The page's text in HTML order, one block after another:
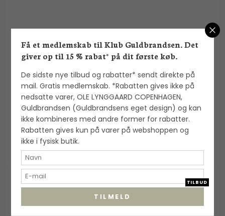
Heiring: Skytsengel ørestikker i rhodineret sølv -
Lukket - 51-5-74S-RH
Heiring
1.150,00 DKK
920,00 DKK
VIS PRODUKT
TILBUD
Få et medlemskab til Klub Guldbrandsen. Det
giver op til 15 % rabat* på dit første køb.
De sidste nye tilbud og rabatter* sendt direkte på
mail. Gratis medlemskab. *Rabatten gives ikke på
nedsatte varer, OLE LYNGGAARD COPENHAGEN,
Guldbrandsen (Guldbrandsens eget design) og kan
ikke kombineres med andre former for rabatter.
Rabatten gives kun på varer på webshoppen og
ikke i fysisk butik.
TILMELD